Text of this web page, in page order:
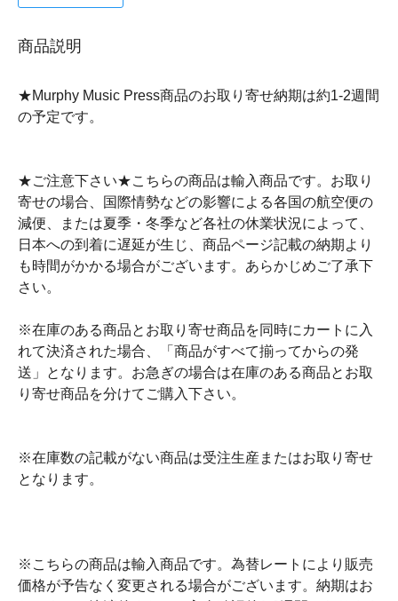
商品説明
★Murphy Music Press商品のお取り寄せ納期は約1-2週間
の予定です。
★ご注意下さい★こちらの商品は輸入商品です。お取り
寄せの場合、国際情勢などの影響による各国の航空便の
減便、または夏季・冬季など各社の休業状況によって、
日本への到着に遅延が生じ、商品ページ記載の納期より
も時間がかかる場合がございます。あらかじめご了承下
さい。
※在庫のある商品とお取り寄せ商品を同時にカートに入
れて決済された場合、「商品がすべて揃ってからの発
送」となります。お急ぎの場合は在庫のある商品とお取
り寄せ商品を分けてご購入下さい。
※在庫数の記載がない商品は受注生産またはお取り寄せ
となります。
※こちらの商品は輸入商品です。為替レートにより販売
価格が予告なく変更される場合がございます。納期はお